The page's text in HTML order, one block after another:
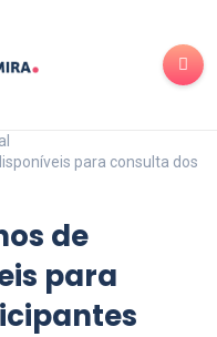
para consulta dos
de
para